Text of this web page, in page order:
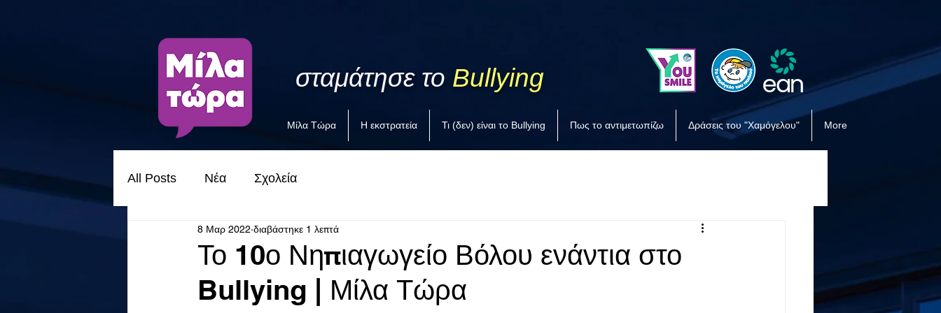
σταμάτησε το Bullying
Μίλα Τώρα Η εκστρατεία Τι (δεν) είναι το Bullying Πως το αντιμετωπίζω Δράσεις του "Χαμόγελου" More
All Posts Νέα Σχολεία
Το 10ο Νηπιαγωγείο Βόλου ενάντια στο
Bullying | Μίλα Τώρα
8 Μαρ 2022 διαβάστηκε 1 λεπτά